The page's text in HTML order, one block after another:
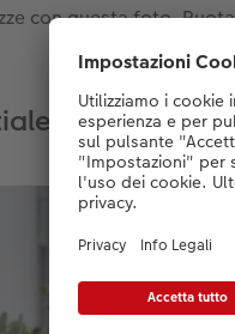
con questa foto.
e molto